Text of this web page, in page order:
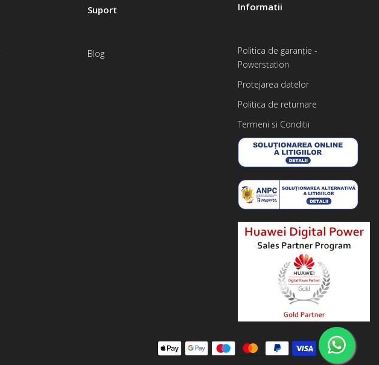
Suport
Blog
Informatii
Politica de garanție -
Powerstation
Protejarea datelor
Politica de returnare
Termeni si Conditii